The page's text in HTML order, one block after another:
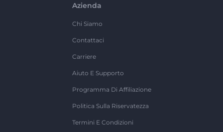
Azienda
Chi Siamo
Contattaci
Carriere
Aiuto E Supporto
Programma Di Affiliazione
Politica Sulla Riservatezza
Termini E Condizioni